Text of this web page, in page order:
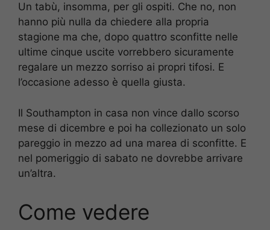
Un tabù, insomma, per gli ospiti. Che no, non
hanno più nulla da chiedere alla propria
stagione ma che, dopo quattro sconfitte nelle
ultime cinque uscite vorrebbero sicuramente
regalare un mezzo sorriso ai propri tifosi. E
l’occasione adesso è quella giusta.
Il Southampton in casa non vince dallo scorso
mese di dicembre e poi ha collezionato un solo
pareggio in mezzo ad una marea di sconfitte. E
nel pomeriggio di sabato ne dovrebbe arrivare
un’altra.
Come vedere